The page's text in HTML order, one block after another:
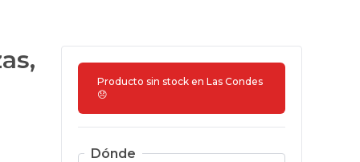
Producto sin stock en Las Condes
😞
Dónde